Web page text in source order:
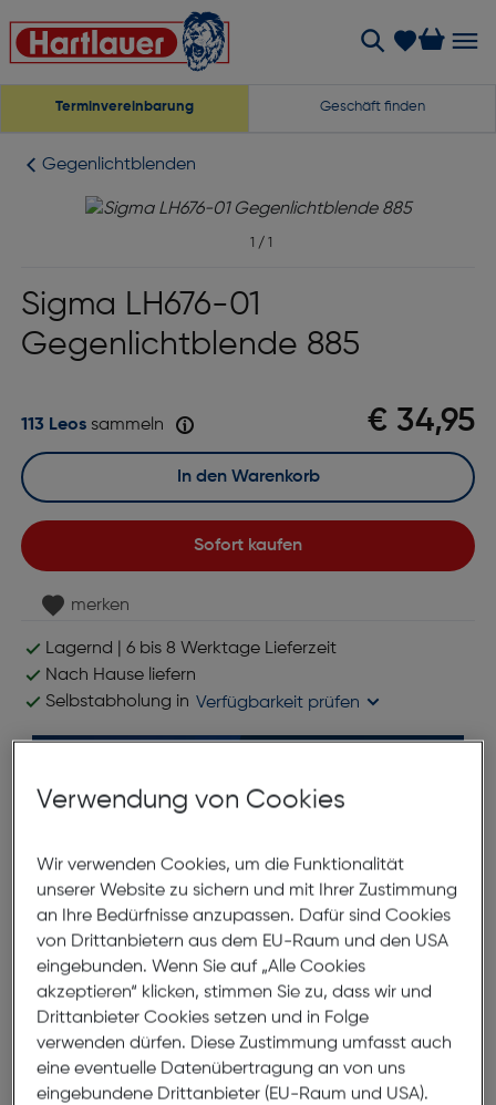
Terminvereinbarung Geschäft finden
Gegenlichtblenden
1 / 1
Sigma LH676-01
Gegenlichtblende 885
€ 34,95
113 Leossammeln
Sofort kaufen
In den Warenkorb
merken
Lagernd | 6 bis 8 Werktage Lieferzeit
Nach Hause liefern
Selbstabholung in Verfügbarkeit prüfen
Produktbeschreibung
Sigma LH676-01 Gegenlichtblende
885
ArtNr.: 230003184
Verwendung von Cookies
Wir verwenden Cookies, um die Funktionalität
unserer Website zu sichern und mit Ihrer Zustimmung
an Ihre Bedürfnisse anzupassen. Dafür sind Cookies
von Drittanbietern aus dem EU-Raum und den USA
eingebunden. Wenn Sie auf „Alle Cookies
akzeptieren“ klicken, stimmen Sie zu, dass wir und
Drittanbieter Cookies setzen und in Folge
verwenden dürfen. Diese Zustimmung umfasst auch
eine eventuelle Datenübertragung an von uns
eingebundene Drittanbieter (EU-Raum und USA).